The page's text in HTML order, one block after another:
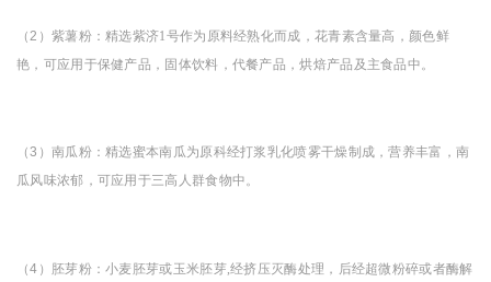
（ 2 ）紫薯粉：精选紫济1号作为原料经熟化而成，花青素含量高，颜色鲜
艳，可应用于保健产品，固体饮料，代餐产品，烘焙产品及主食品中。
（3 ）南瓜粉：精选蜜本南瓜为原科经打浆乳化喷雾干燥制成，营养丰富，南
瓜风味浓郁，可应用于三高人群食物中。
（4 ）胚芽粉：小麦胚芽或玉米胚芽,经挤压灭酶处理，后经超微粉碎或者酶解